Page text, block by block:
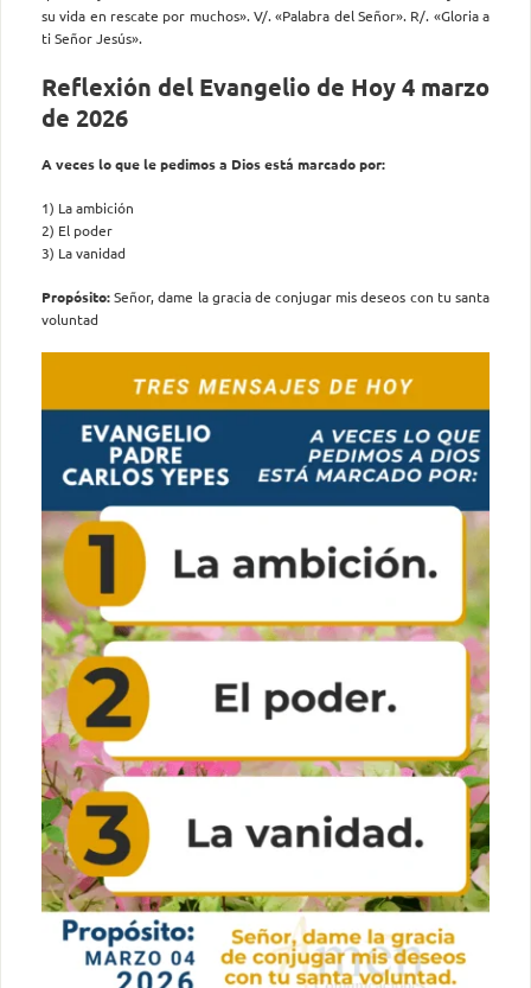
su vida en rescate por muchos». V/. «Palabra del Señor». R/. «Gloria a
ti Señor Jesús».
Reflexión del Evangelio de Hoy 4 marzo
de 2026
A veces lo que le pedimos a Dios está marcado por:
1) La ambición
2) El poder
3) La vanidad
Propósito:Señor, dame la gracia de conjugar mis deseos con tu santa
voluntad